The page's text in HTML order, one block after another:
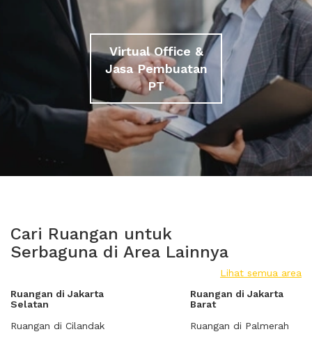
Virtual Office &
Jasa Pembuatan
PT
Cari Ruangan untuk
Serbaguna di Area Lainnya
Lihat semua area
Ruangan di Jakarta
Selatan
Ruangan di Cilandak
Ruangan di Jakarta
Barat
Ruangan di Palmerah